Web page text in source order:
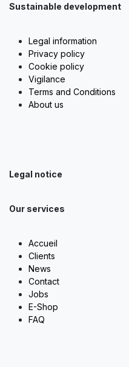
Sustainable development
Legal information
Privacy policy
Cookie policy
Vigilance
Terms and Conditions
About us
Legal notice
Our services
Accueil
Clients
News
Contact
Jobs
E-Shop
FAQ